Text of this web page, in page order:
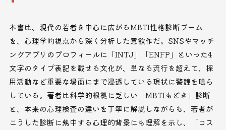
本書は、現代の若者を中心に広がるMBTI性格診断ブーム
を、心理学的視点から深く分析した意欲作だ。SNSやマッチ
ングアプリのプロフィールに「INTJ」「ENFP」といった4
文字のタイプ表記を載せる文化が、単なる流行を超えて、採
用活動など重要な場面にまで浸透している現状に警鐘を鳴ら
している。著者は科学的根拠に乏しい「MBTIもどき」診断
と、本来の心理検査の違いを丁寧に解説しながらも、若者が
こうした診断に熱中する心理的背景にも理解を示し、「コス